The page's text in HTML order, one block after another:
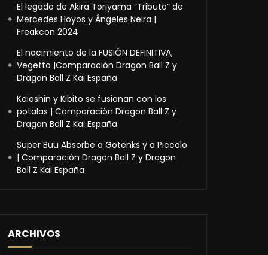
El legado de Akira Toriyama “Tributo” de
Mercedes Hoyos y Ángeles Neira |
Freakcon 2024
El nacimiento de la FUSIÓN DEFINITIVA,
Vegetto |Comparación Dragon Ball Z y
Dragon Ball Z Kai España
Kaioshin y Kibito se fusionan con los
potalas | Comparación Dragon Ball Z y
Dragon Ball Z Kai España
Super Buu Absorbe a Gotenks y a Piccolo
| Comparación Dragon Ball Z y Dragon
Ball Z Kai España
ARCHIVOS